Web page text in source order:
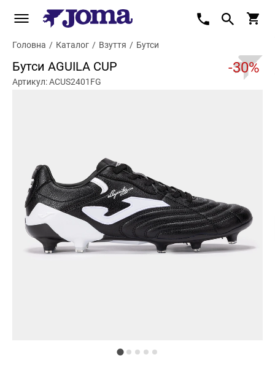
Головна / Каталог / Взуття / Бутси
Бутси AGUILA CUP -30%
Артикул: ACUS2401FG